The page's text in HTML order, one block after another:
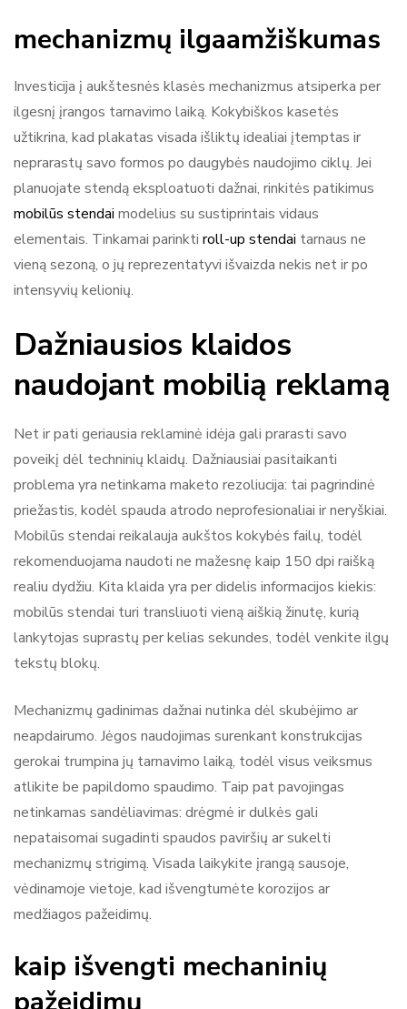
mechanizmų ilgaamžiškumas
Investicija į aukštesnės klasės mechanizmus atsiperka per
ilgesnį įrangos tarnavimo laiką. Kokybiškos kasetės
užtikrina, kad plakatas visada išliktų idealiai įtemptas ir
neprarastų savo formos po daugybės naudojimo ciklų. Jei
planuojate stendą eksploatuoti dažnai, rinkitės patikimus
mobilūs stendai modelius su sustiprintais vidaus
elementais. Tinkamai parinkti roll-up stendai tarnaus ne
vieną sezoną, o jų reprezentatyvi išvaizda nekis net ir po
intensyvių kelionių.
Dažniausios klaidos
naudojant mobilią reklamą
Net ir pati geriausia reklaminė idėja gali prarasti savo
poveikį dėl techninių klaidų. Dažniausiai pasitaikanti
problema yra netinkama maketo rezoliucija: tai pagrindinė
priežastis, kodėl spauda atrodo neprofesionaliai ir neryškiai.
Mobilūs stendai reikalauja aukštos kokybės failų, todėl
rekomenduojama naudoti ne mažesnę kaip 150 dpi raišką
realiu dydžiu. Kita klaida yra per didelis informacijos kiekis:
mobilūs stendai turi transliuoti vieną aiškią žinutę, kurią
lankytojas suprastų per kelias sekundes, todėl venkite ilgų
tekstų blokų.
Mechanizmų gadinimas dažnai nutinka dėl skubėjimo ar
neapdairumo. Jėgos naudojimas surenkant konstrukcijas
gerokai trumpina jų tarnavimo laiką, todėl visus veiksmus
atlikite be papildomo spaudimo. Taip pat pavojingas
netinkamas sandėliavimas: drėgmė ir dulkės gali
nepataisomai sugadinti spaudos paviršių ar sukelti
mechanizmų strigimą. Visada laikykite įrangą sausoje,
vėdinamoje vietoje, kad išvengtumėte korozijos ar
medžiagos pažeidimų.
kaip išvengti mechaninių